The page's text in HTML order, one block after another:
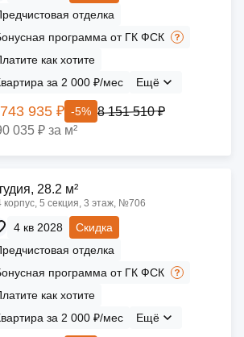
отделка
программа от ГК ФСК
как хотите
за 2 000 ₽/мес
Ещё
935 ₽ -5% 8 151 510 ₽
035 ₽ за м²
28.2 м²
корпус, 5 секция, 3 этаж, №706
4 кв 2028
Скидка
отделка
программа от ГК ФСК
как хотите
за 2 000 ₽/мес
Ещё